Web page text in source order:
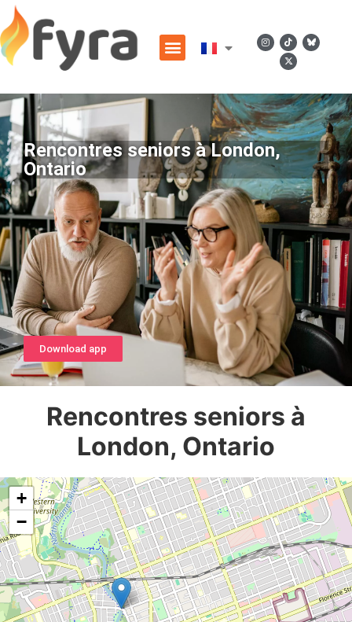
Rencontres seniors à London,
Ontario
Download app
Rencontres seniors à
London, Ontario
+
−